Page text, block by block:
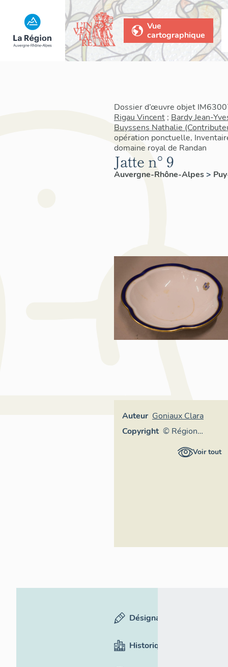
Vue
cartographique
Dossier d’œuvre objet
Rigau Vincent ; Bardy Jean-
Buyssens Nathalie
opération ponctuelle,
domaine royal de Randan
Jatte n° 9
Auvergne-Rhône-Alpes>
Auteur Goniaux Clara
Copyright © Région
Auvergne-Voir tout
Désignation
Historique